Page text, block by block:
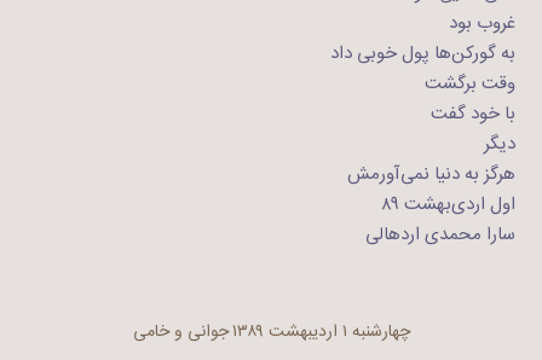
غروب بود
به گورکن‌ها پول خوبی داد
وقت برگشت
با خود گفت
دیگر
هرگز به دنیا نمی‌آورمش
اول اردی‌بهشت ۸۹
سارا محمدی اردهالی
چهارشنبه ۱ اردیبهشت ۱۳۸۹
جوانی و خامی